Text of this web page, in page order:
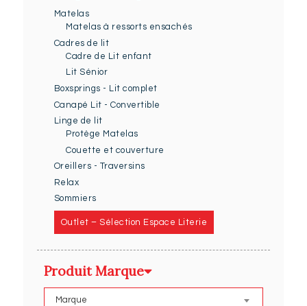
Matelas
Matelas à ressorts ensachés
Cadres de lit
Cadre de Lit enfant
Lit Sénior
Boxsprings - Lit complet
Canapé Lit - Convertible
Linge de lit
Protège Matelas
Couette et couverture
Oreillers - Traversins
Relax
Sommiers
Outlet – Sélection Espace Literie
Produit Marque